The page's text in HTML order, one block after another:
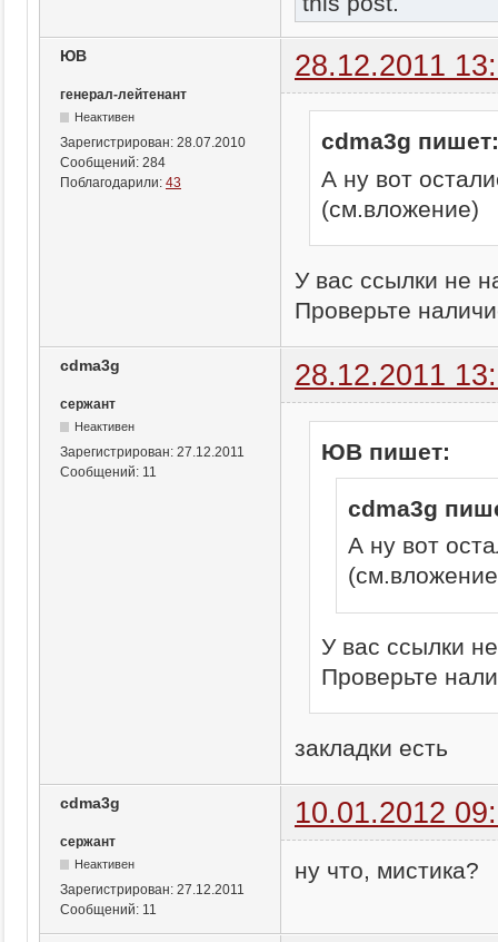
ЮВ 28.12.2011
генерал-лейтенант
Неактивен
Зарегистрирован: 28.07.2010
Сообщений: 284
Поблагодарили: 43
cdma3g пишет:
А ну вот
(см.вложение)
У вас ссылки не
Проверьте
cdma3g 28.12.2011
сержант
Неактивен
Зарегистрирован: 27.12.2011
Сообщений: 11
ЮВ пишет:
cdma3g
А ну вот
У вас ссылки
Проверьте
закладки есть
cdma3g 10.01.2012
сержант
Неактивен
Зарегистрирован: 27.12.2011
Сообщений: 11
ну что, мистика?